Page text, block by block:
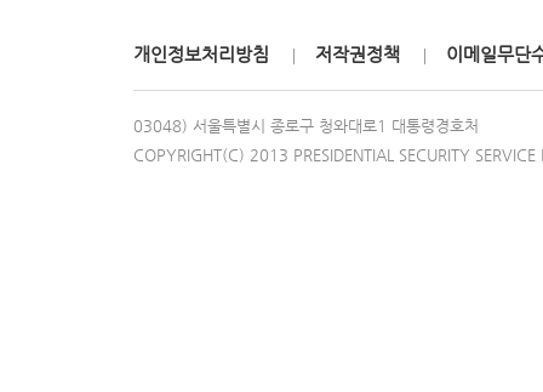
개인정보처리방침 저작권정책 이메일무단
03048) 서울특별시 종로구 청와대로1 대통령경호처
COPYRIGHT(C) 2013 PRESIDENTIAL SECURITY